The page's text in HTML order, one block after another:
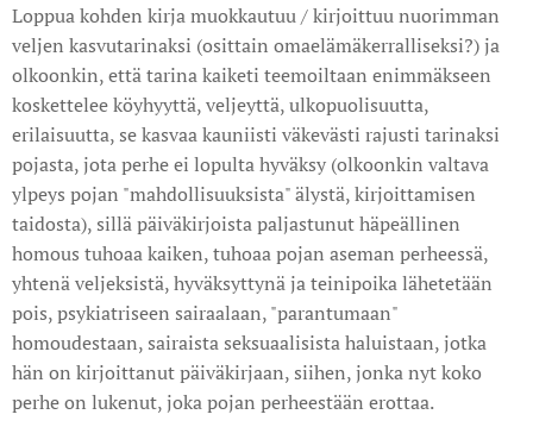
Loppua kohden kirja muokkautuu / kirjoittuu nuorimman
veljen kasvutarinaksi (osittain omaelämäkerralliseksi?) ja
olkoonkin, että tarina kaiketi teemoiltaan enimmäkseen
koskettelee köyhyyttä, veljeyttä, ulkopuolisuutta,
erilaisuutta, se kasvaa kauniisti väkevästi rajusti tarinaksi
pojasta, jota perhe ei lopulta hyväksy (olkoonkin valtava
ylpeys pojan "mahdollisuuksista" älystä, kirjoittamisen
taidosta), sillä päiväkirjoista paljastunut häpeällinen
homous tuhoaa kaiken, tuhoaa pojan aseman perheessä,
yhtenä veljeksistä, hyväksyttynä ja teinipoika lähetetään
pois, psykiatriseen sairaalaan, "parantumaan"
homoudestaan, sairaista seksuaalisista haluistaan, jotka
hän on kirjoittanut päiväkirjaan, siihen, jonka nyt koko
perhe on lukenut, joka pojan perheestään erottaa.